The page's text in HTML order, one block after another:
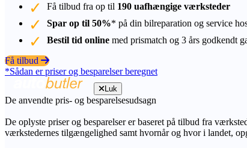
Få tilbud fra op til 190 uafhængige værksteder
Spar op til 50%* på din bilreparation og service
Bestil tid online med prismatch og 3 års godkendt
Få tilbud
*Sådan er priser og besparelser beregnet
Luk
De anvendte pris- og besparelsesudsagn
De oplyste priser og besparelser er baseret på tilbud fra
værkstedernes tilgængelighed samt hvornår og hvor i landet,